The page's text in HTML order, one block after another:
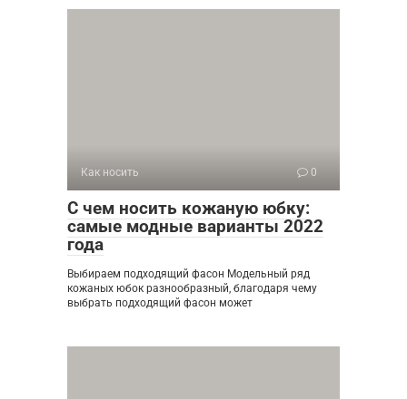
Как носить 0
С чем носить кожаную юбку:
самые модные варианты 2022
года
Выбираем подходящий фасон Модельный ряд
кожаных юбок разнообразный, благодаря чему
выбрать подходящий фасон может